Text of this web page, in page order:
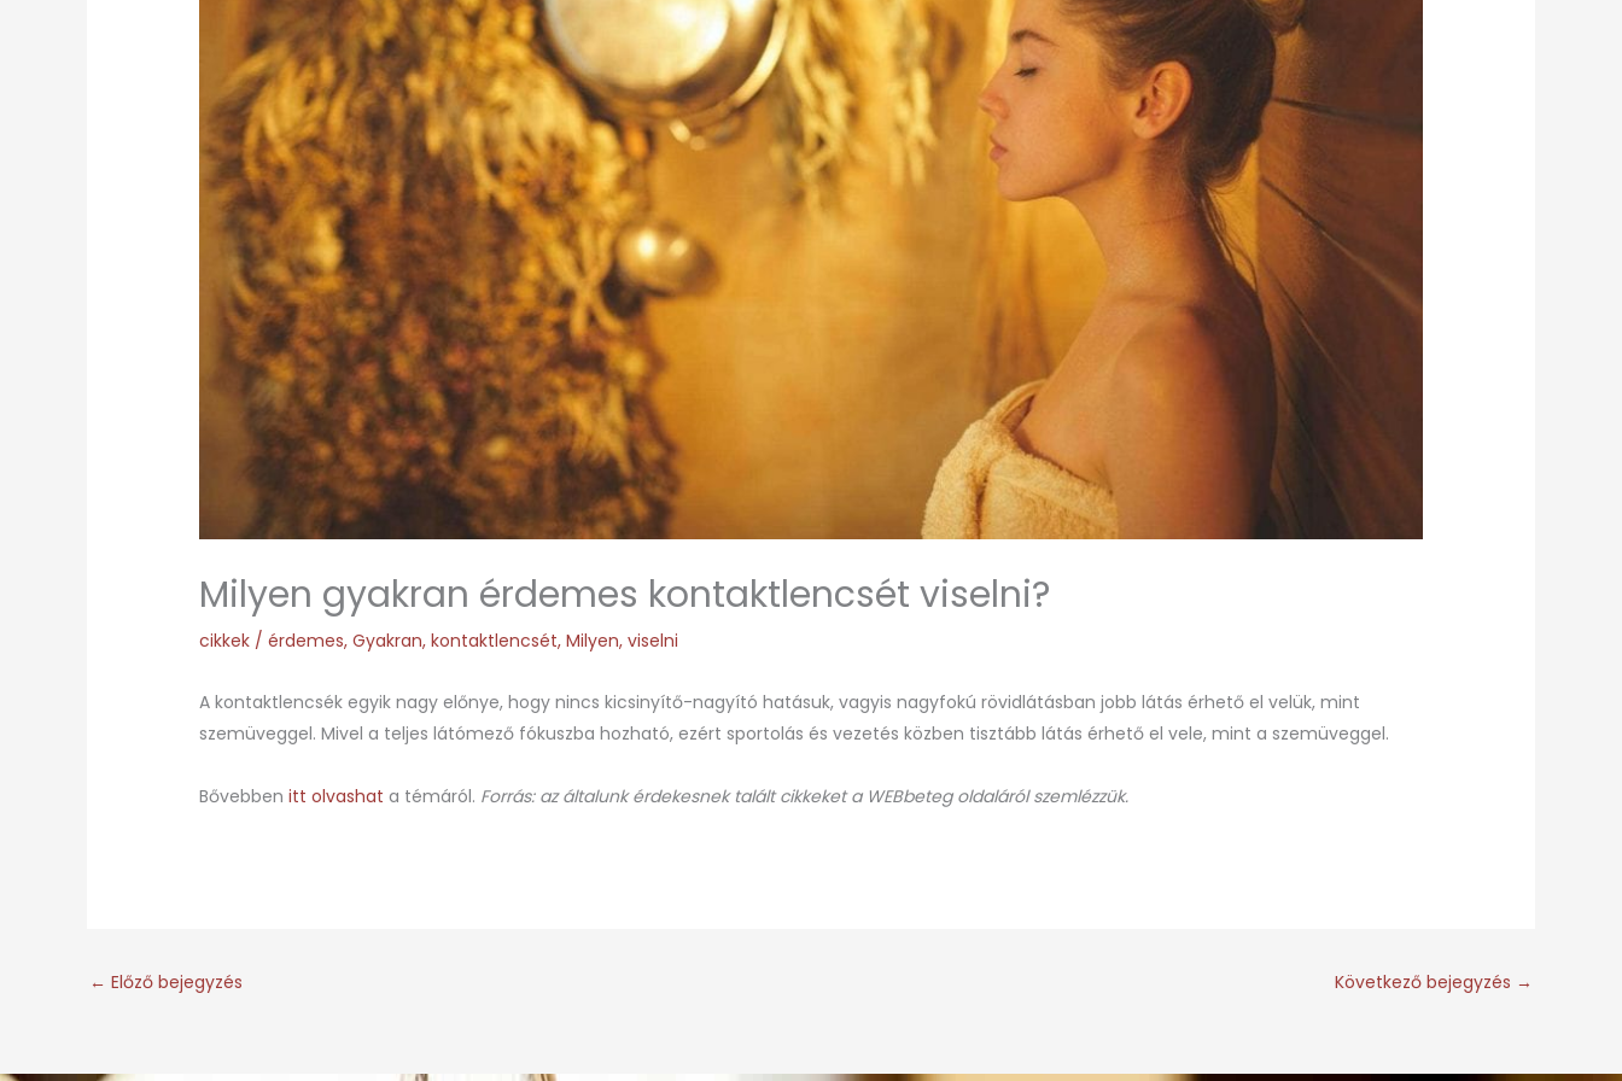
Milyen gyakran érdemes kontaktlencsét viselni?
cikkek /érdemes,Gyakran,kontaktlencsét,Milyen,viselni
A kontaktlencsék egyik nagy előnye, hogy nincs kicsinyítő-nagyító hatásuk, vagyis nagyfokú rövidlátásban jobb látás érhető el velük, mint
szemüveggel. Mivel a teljes látómező fókuszba hozható, ezért sportolás és vezetés közben tisztább látás érhető el vele, mint a szemüveggel.
Bővebbenitt olvashata témáról. Forrás: az általunk érdekesnek talált cikkeket a WEBbeteg oldaláról szemlézzük.
← Előző bejegyzés Következő bejegyzés →